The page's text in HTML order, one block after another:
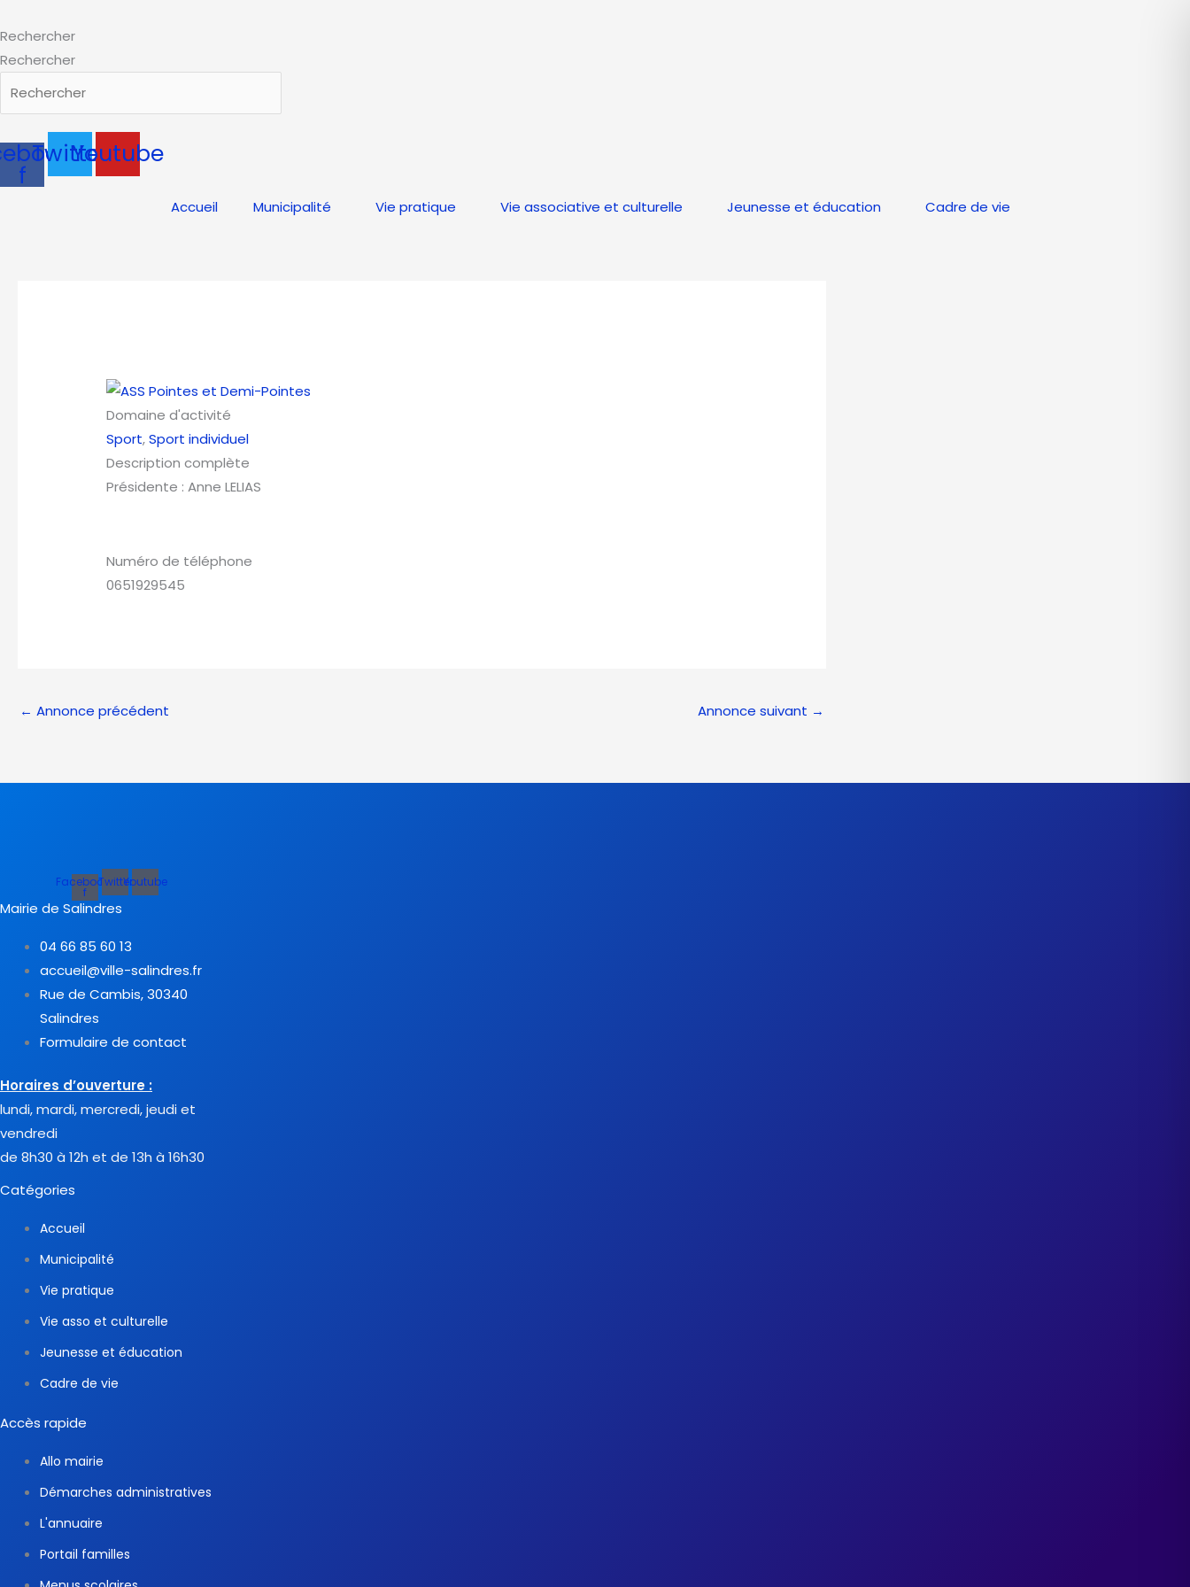
au
contenu
Rechercher
Rechercher
f
TwitterYoutube
Accueil Municipalité Vie pratique Vie associative et culturelle Jeunesse et éducation Cadre de vie
Domaine d'activité
Sport,Sport individuel
Description complète
Présidente : Anne LELIAS
Numéro de téléphone
0651929545
← Annonce précédent Annonce suivant →
Facebook-
f
TwitterYoutube
Mairie de Salindres
04 66 85 60 13
accueil@ville-salindres.fr
Rue de Cambis, 30340
Salindres
Formulaire de contact
Horaires d’ouverture :
lundi, mardi, mercredi, jeudi et
vendredi
de 8h30 à 12h et de 13h à 16h30
Catégories
Accueil
Municipalité
Vie pratique
Vie asso et culturelle
Jeunesse et éducation
Cadre de vie
Accès rapide
Allo mairie
Démarches administratives
L'annuaire
Portail familles